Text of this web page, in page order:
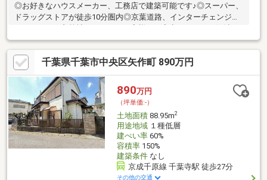
◎お好きなハウスメーカー、工務店で建築可能です♪◎スーパー、
ドラッグストアが徒歩10分圏内◎京葉道路、インターチェンジま
し、ご満足いただけるご提案をさせて頂きます!千葉東建設にお任
せ下さい♪皆様のお問合せお待ちしております。
千葉県千葉市中央区矢作町 890万円
890万円
（坪単価:-）
土地面積88.95m2
用途地域１種低層
建ぺい率60%
容積率150%
建築条件なし
京成千原線 千葉寺駅 徒歩27分
その他の交通